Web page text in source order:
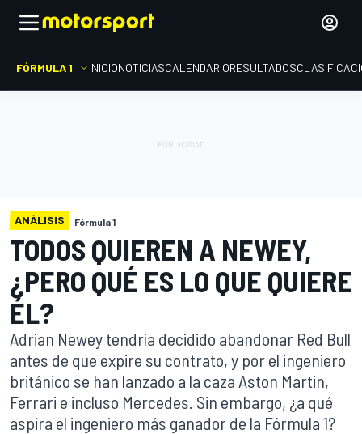
FÓRMULA 1 INICIONOTICIASCALENDARIORESULTADOS
ANÁLISIS Fórmula 1
TODOS QUIEREN A NEWEY,
¿PERO QUÉ ES LO QUE QUIERE
ÉL?
Adrian Newey tendría decidido abandonar Red Bull
antes de que expire su contrato, y por el ingeniero
británico se han lanzado a la caza Aston Martin,
Ferrari e incluso Mercedes. Sin embargo, ¿a qué
aspira el ingeniero más ganador de la Fórmula 1?